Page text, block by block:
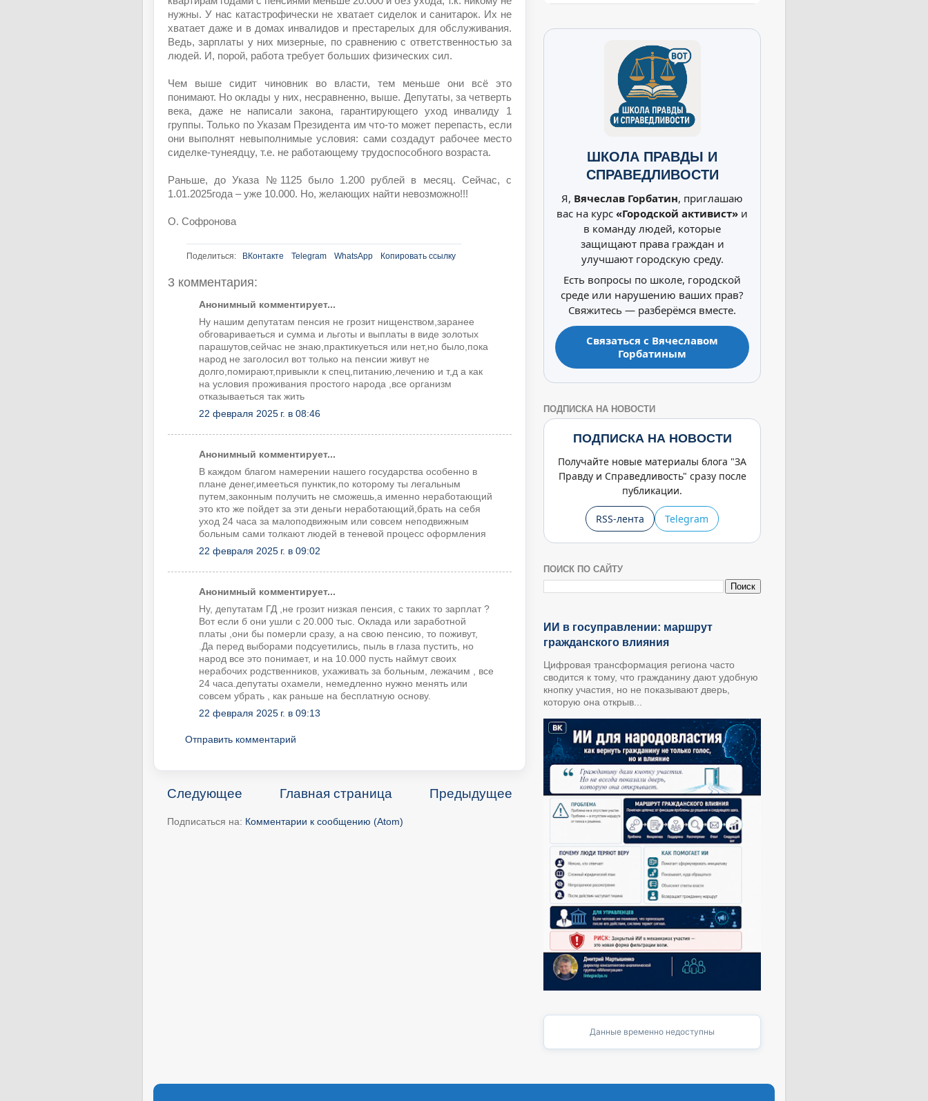
нужны. У нас катастрофически не хватает сиделок и санитарок. Их не
хватает даже и в домах инвалидов и престарелых для обслуживания.
Ведь, зарплаты у них мизерные, по сравнению с ответственностью за
людей. И, порой, работа требует больших физических сил.
Чем выше сидит чиновник во власти, тем меньше они всё это
понимают. Но оклады у них, несравненно, выше. Депутаты, за четверть
века, даже не написали закона, гарантирующего уход инвалиду 1
группы. Только по Указам Президента им что-то может перепасть, если
они выполнят невыполнимые условия: сами создадут рабочее место
сиделке-тунеядцу, т.е. не работающему трудоспособного возраста.
Раньше, до Указа №1125 было 1.200 рублей в месяц. Сейчас, с
1.01.2025года – уже 10.000. Но, желающих найти невозможно!!!
О. Софронова
Поделиться: ВКонтакте Telegram WhatsApp Копировать ссылку
3 комментария:
Анонимный комментирует...
Ну нашим депутатам пенсия не грозит нищенством,заранее
обговариваеться и сумма и льготы и выплаты в виде золотых
парашутов,сейчас не знаю,практикуеться или нет,но было,пока
народ не заголосил вот только на пенсии живут не
долго,помирают,привыкли к спец,питанию,лечению и т,д а как
на условия проживания простого народа ,все организм
отказываеться так жить
22 февраля 2025 г. в 08:46
Анонимный комментирует...
В каждом благом намерении нашего государства особенно в
плане денег,имееться пунктик,по которому ты легальным
путем,законным получить не сможешь,а именно неработающий
это кто же пойдет за эти деньги неработающий,брать на себя
уход 24 часа за малоподвижным или совсем неподвижным
больным сами толкают людей в теневой процесс оформления
22 февраля 2025 г. в 09:02
Анонимный комментирует...
Ну, депутатам ГД ,не грозит низкая пенсия, с таких то зарплат ?
Вот если б они ушли с 20.000 тыс. Оклада или заработной
платы ,они бы померли сразу, а на свою пенсию, то поживут,
.Да перед выборами подсуетились, пыль в глаза пустить, но
народ все это понимает, и на 10.000 пусть наймут своих
нерабочих родственников, ухаживать за больным, лежачим , все
24 часа.депутаты охамели, немедленно нужно менять или
совсем убрать , как раньше на бесплатную основу.
22 февраля 2025 г. в 09:13
Отправить комментарий
Следующее Предыдущее
Главная страница
Подписаться на: Комментарии к сообщению (Atom)
ШКОЛА ПРАВДЫ И
СПРАВЕДЛИВОСТИ
Я, Вячеслав Горбатин, приглашаю
вас на курс «Городской активист» и
в команду людей, которые
защищают права граждан и
улучшают городскую среду.
Есть вопросы по школе, городской
среде или нарушению ваших прав?
Свяжитесь — разберёмся вместе.
Связаться с Вячеславом
Горбатиным
ПОДПИСКА НА НОВОСТИ
ПОДПИСКА НА НОВОСТИ
Получайте новые материалы блога "ЗА
Правду и Справедливость" сразу после
публикации.
RSS-лента Telegram
ПОИСК ПО САЙТУ
ИИ в госуправлении: маршрут
гражданского влияния
Цифровая трансформация региона часто
сводится к тому, что гражданину дают удобную
кнопку участия, но не показывают дверь,
которую она открыв...
Данные временно недоступны